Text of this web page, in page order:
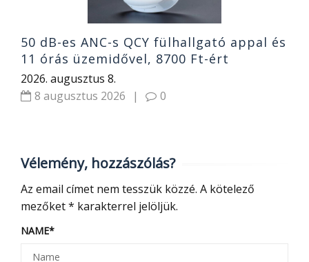
50 dB-es ANC-s QCY fülhallgató appal és
11 órás üzemidővel, 8700 Ft-ért
2026. augusztus 8.
8 augusztus 2026
| 0
Vélemény, hozzászólás?
Az email címet nem tesszük közzé. A kötelező
mezőket* karakterrel jelöljük.
NAME*